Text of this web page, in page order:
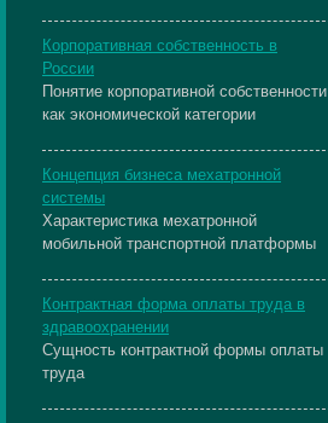
Корпоративная собственность в
России
Понятие корпоративной собственности
как экономической категории
Концепция бизнеса мехатронной
системы
Характеристика мехатронной
мобильной транспортной платформы
Контрактная форма оплаты труда в
здравоохранении
Сущность контрактной формы оплаты
труда